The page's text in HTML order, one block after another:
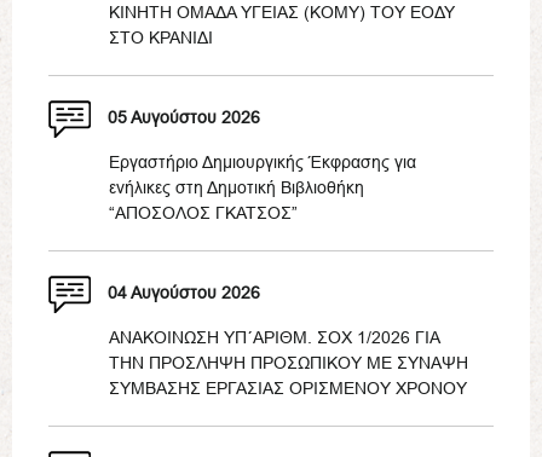
ΚΙΝΗΤΗ ΟΜΑΔΑ ΥΓΕΙΑΣ (ΚΟΜΥ) ΤΟΥ ΕΟΔΥ
ΣΤΟ ΚΡΑΝΙΔΙ
05 Αυγούστου 2026
Εργαστήριο Δημιουργικής Έκφρασης για
ενήλικες στη Δημοτική Βιβλιοθήκη
“ΑΠΟΣΟΛΟΣ ΓΚΑΤΣΟΣ”
04 Αυγούστου 2026
ΑΝΑΚΟΙΝΩΣΗ ΥΠ΄ΑΡΙΘΜ. ΣΟΧ 1/2026 ΓΙΑ
ΤΗΝ ΠΡΟΣΛΗΨΗ ΠΡΟΣΩΠΙΚΟΥ ΜΕ ΣΥΝΑΨΗ
ΣΥΜΒΑΣΗΣ ΕΡΓΑΣΙΑΣ ΟΡΙΣΜΕΝΟΥ ΧΡΟΝΟΥ